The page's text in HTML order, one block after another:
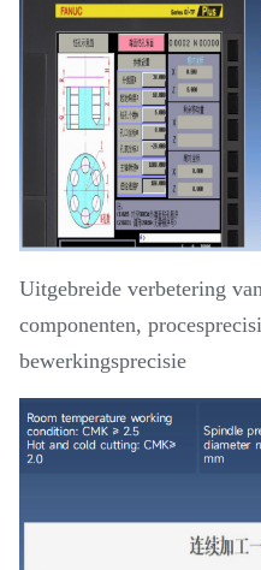
Uitgebreide verbetering
componenten,
bewerkingsprecisie